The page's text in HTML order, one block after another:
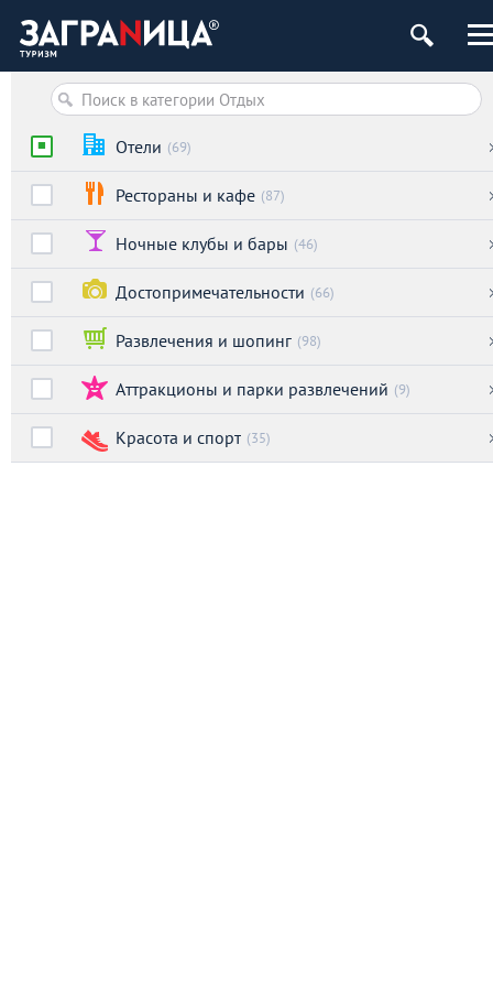
Отели (69)
Рестораны и кафе (87)
Ночные клубы и бары (46)
Достопримечательности (66)
Развлечения и шопинг (98)
Аттракционы и парки развлечений (9)
Красота и спорт (35)